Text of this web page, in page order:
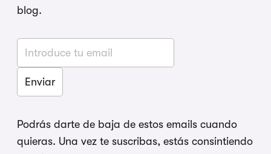
blog.
Podrás darte de baja de estos emails cuando
quieras. Una vez te suscribas, estás consintiendo